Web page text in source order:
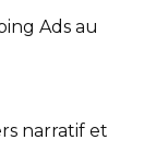
Ads au
narratif et